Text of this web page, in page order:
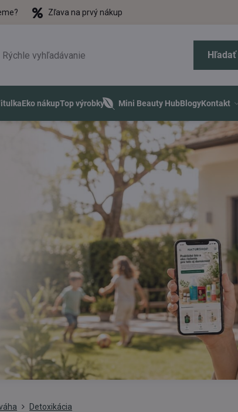
Zľava na prvý nákup
Hľadať
Eko nákupTop výrobky Mini Beauty HubBlogyKontakt
Detoxikácia